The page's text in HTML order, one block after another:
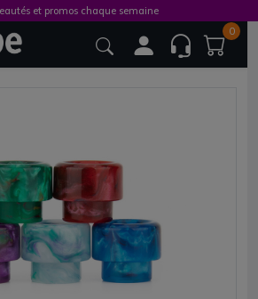
0
et promos chaque semaine